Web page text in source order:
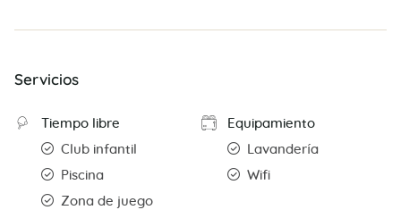
Servicios
Tiempo libre
Club infantil
Piscina
Zona de juego
Equipamiento
Lavandería
Wifi